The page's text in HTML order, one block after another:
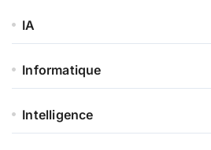
IA
Informatique
Intelligence